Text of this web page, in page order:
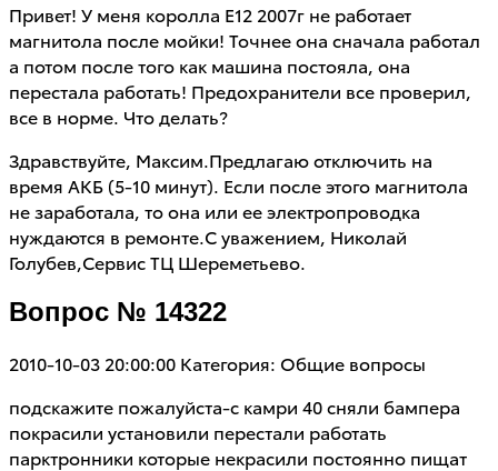
Привет! У меня королла Е12 2007г не работает
магнитола после мойки! Точнее она сначала работал
а потом после того как машина постояла, она
перестала работать! Предохранители все проверил,
все в норме. Что делать?
Здравствуйте, Максим.Предлагаю отключить на
время АКБ (5-10 минут). Если после этого магнитола
не заработала, то она или ее электропроводка
нуждаются в ремонте.С уважением, Николай
Голубев,Сервис ТЦ Шереметьево.
Вопрос № 14322
2010-10-03 20:00:00 Категория: Общие вопросы
подскажите пожалуйста-с камри 40 сняли бампера
покрасили установили перестали работать
парктронники которые некрасили постоянно пищат